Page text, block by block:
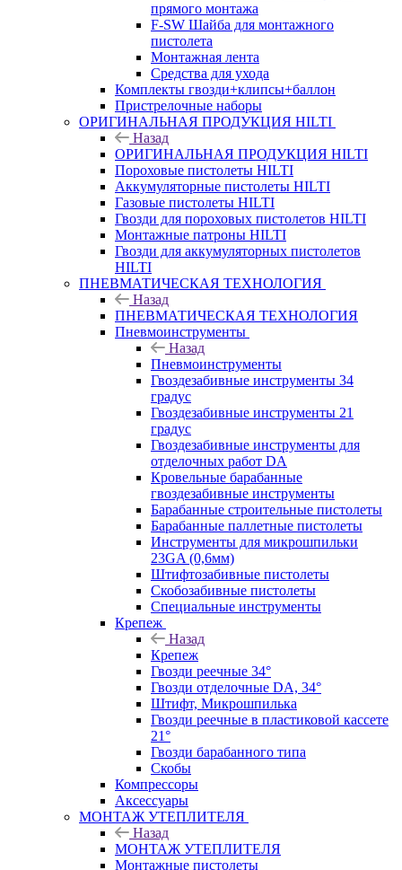
прямого монтажа
F-SW Шайба для монтажного
пистолета
Монтажная лента
Средства для ухода
Комплекты гвозди+клипсы+баллон
Пристрелочные наборы
ОРИГИНАЛЬНАЯ ПРОДУКЦИЯ HILTI
Назад
ОРИГИНАЛЬНАЯ ПРОДУКЦИЯ HILTI
Пороховые пистолеты HILTI
Аккумуляторные пистолеты HILTI
Газовые пистолеты HILTI
Гвозди для пороховых пистолетов HILTI
Монтажные патроны HILTI
Гвозди для аккумуляторных пистолетов
HILTI
ПНЕВМАТИЧЕСКАЯ ТЕХНОЛОГИЯ
Назад
ПНЕВМАТИЧЕСКАЯ ТЕХНОЛОГИЯ
Пневмоинструменты
Назад
Пневмоинструменты
Гвоздезабивные инструменты 34
градус
Гвоздезабивные инструменты 21
градус
Гвоздезабивные инструменты для
отделочных работ DA
Кровельные барабанные
гвоздезабивные инструменты
Барабанные строительные пистолеты
Барабанные паллетные пистолеты
Инструменты для микрошпильки
23GA (0,6мм)
Штифтозабивные пистолеты
Скобозабивные пистолеты
Специальные инструменты
Крепеж
Назад
Крепеж
Гвозди реечные 34°
Гвозди отделочные DA, 34°
Штифт, Микрошпилька
Гвозди реечные в пластиковой кассете
21°
Гвозди барабанного типа
Скобы
Компрессоры
Аксессуары
МОНТАЖ УТЕПЛИТЕЛЯ
Назад
МОНТАЖ УТЕПЛИТЕЛЯ
Монтажные пистолеты